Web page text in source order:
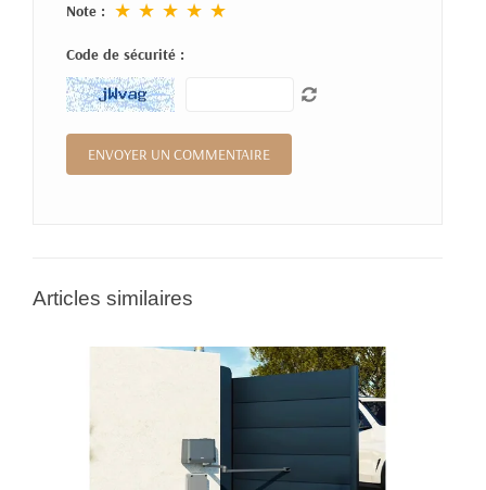
Note : ★ ★ ★ ★ ★
Code de sécurité :
Articles similaires